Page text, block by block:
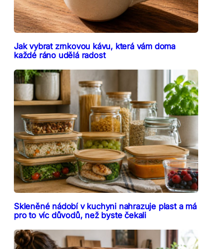
Jak vybrat zrnkovou kávu, která vám doma
každé ráno udělá radost
Skleněné nádobí v kuchyni nahrazuje plast a má
pro to víc důvodů, než byste čekali